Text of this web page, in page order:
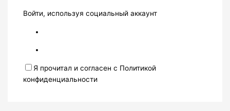
Войти, используя социальный аккаунт
Я прочитал и согласен с Политикой
конфиденциальности